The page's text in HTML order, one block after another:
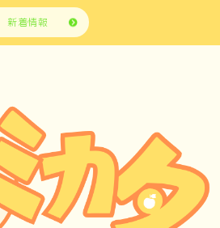
新着情報